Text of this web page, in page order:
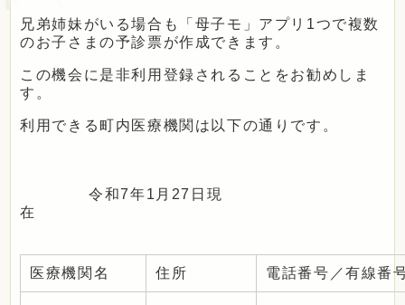
町政情報
Foreign
兄弟姉妹がいる場合も「母子モ」アプリ1つで複数
のお子さまの予診票が作成できます。
この機会に是非利用登録されることをお勧めしま
す。
利用できる町内医療機関は以下の通りです。
令和7年1月27日現
在
医療機関名 住所 電話番号／有線番